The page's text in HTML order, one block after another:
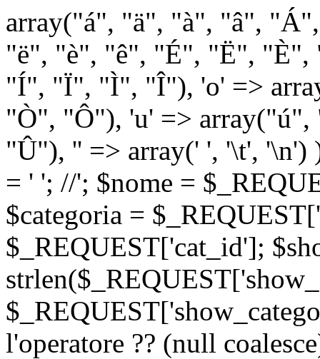
array("á", "ä", "à", "â",
"ë", "è", "ê", "É", "Ë",
"Í", "Ï", "Ì", "Î"), 'o' =>
"Ò", "Ô"), 'u' =>
"Û"), '' => array(' ', '\t',
= ' '; //'; $nome =
$categoria =
$_REQUEST['cat_id'];
l'operatore ?? (null